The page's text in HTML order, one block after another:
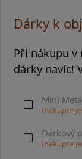
Dárky k
Při nákupu v
dárky navíc!
Mini
(nakupte
Dárkový
(nakupte